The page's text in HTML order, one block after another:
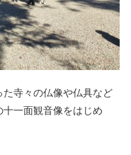
寺々の仏像や仏具など
一面観音像をはじめ